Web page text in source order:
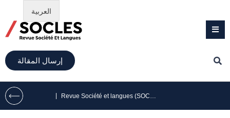
إرسال المقالة
العربية